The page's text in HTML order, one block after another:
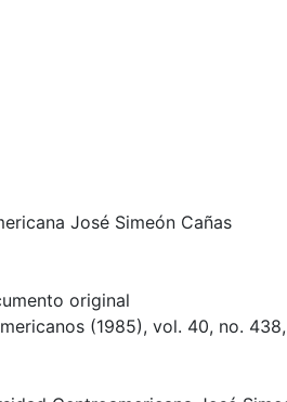
José Simeón Cañas
original
(1985), vol. 40, no.